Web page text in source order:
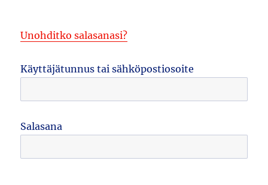
Unohditko salasanasi?
Käyttäjätunnus tai sähköpostiosoite
Salasana